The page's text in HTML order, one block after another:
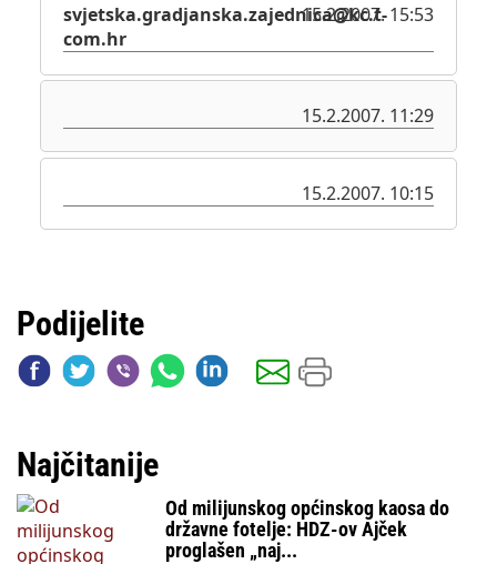
svjetska.gradjanska.zajednica@kc.t-
com.hr
15.2.2007. 15:53
15.2.2007. 11:29
15.2.2007. 10:15
Podijelite
Najčitanije
Od milijunskog općinskog kaosa do
državne fotelje: HDZ-ov Ajček
proglašen „naj...